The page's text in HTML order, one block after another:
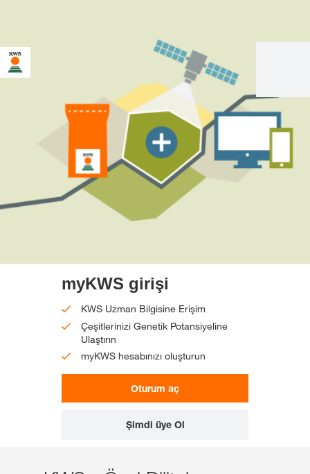
myKWS girişi
KWS Uzman Bilgisine Erişim
Çeşitlerinizi Genetik Potansiyeline
Ulaştırın
myKWS hesabınızı oluşturun
Oturum aç
Şimdi üye Ol